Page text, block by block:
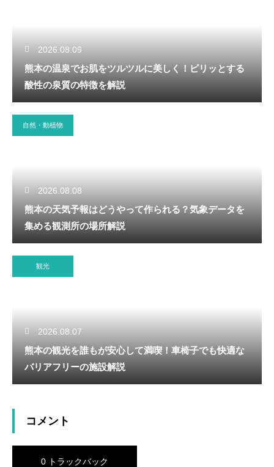
2026.08.09
熊本の温泉でお肌をツルツルに美しく！ピリッとする
酸性の泉質の特徴を解説
自然・動植物
2026.08.08
熊本の天気予報はどうやって作られる？気象データを
集める観測所の場所解説
観光
2026.08.07
熊本の観光を誰もが安心して満喫！車椅子でも快適な
バリアフリーの施設解説
コメント
0 トラックバック